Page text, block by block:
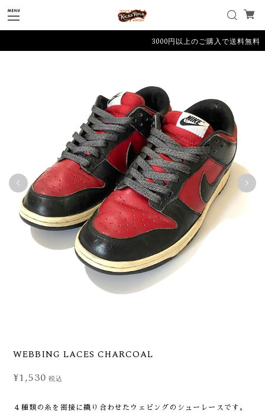
3000円以上のご購入で送料無料
WEBBING LACES CHARCOAL
¥1,530 税込
４種類の糸を密接に織り合わせたウェビングのシューレースです。